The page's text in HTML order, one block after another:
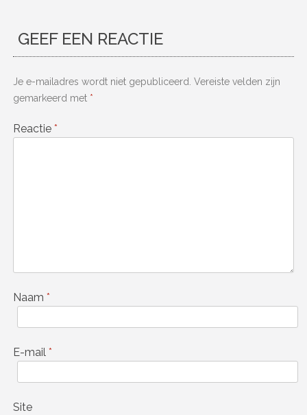
GEEF EEN REACTIE
Je e-mailadres wordt niet gepubliceerd. Vereiste velden zijn
gemarkeerd met *
Reactie *
Naam *
E-mail *
Site